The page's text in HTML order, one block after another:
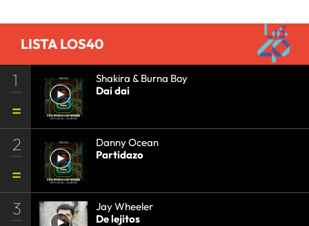
LISTA LOS40
1
Shakira & Burna Boy
Dai dai
2
Danny Ocean
Partidazo
3
Jay Wheeler
De lejitos